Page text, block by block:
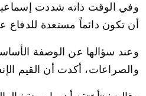
وفي الوقت ذاته شددت
أن تكون دائماً مستعدة للدفاع
وعند سؤالها عن الوصفة
والصراعات، أكدت أن القيم